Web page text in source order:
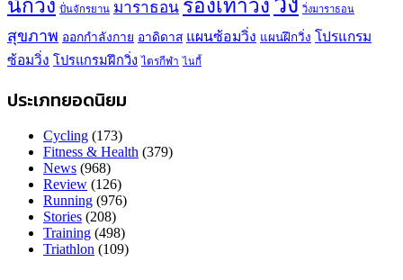
นักวิ่ง ปั่นจักรยาน มาราธอน รองเท้าวิ่ง วิ่งมาราธอน
สุขภาพ ออกกำลังกาย อาดิดาส แผนซ้อมวิ่ง แผนฝึกวิ่ง โปรแกรม
ซ้อมวิ่ง โปรแกรมฝึกวิ่ง ไตรกีฬา ไนกี้
ประเภทยอดนิยม
Cycling (173)
Fitness & Health (379)
News (968)
Review (126)
Running (976)
Stories (208)
Training (498)
Triathlon (109)